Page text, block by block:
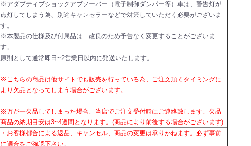
※アダプティブショックアブソーバー（電子制御ダンパー等）車は、警告灯が
点灯してしまう為、別途キャンセラーなどで対策していただく必要がございま
す。
※本製品の仕様及び付属品は、改良のため予告なく変更することがございま
す。
原則として通常即日~2営業日以内に発送いたします。
※こちらの商品は他サイトでも販売を行っている為、ご注文頂くタイミングに
より欠品となってしまう場合がございます。
※万が一欠品してしまった場合、当店でご注文受付時にご連絡致します。欠品
商品の納期目安は3~4週間となります。(商品により前後する場合がございます)
・お客様都合による返品、キャンセル、商品の変更は承りかねます。必ず事前
に適合をご確認下さい。